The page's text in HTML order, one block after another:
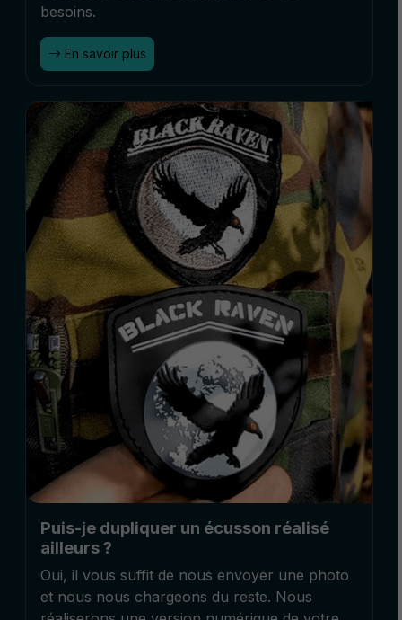
besoins.
En savoir plus
Puis-je dupliquer un écusson réalisé
ailleurs ?
Oui, il vous suffit de nous envoyer une photo
et nous nous chargeons du reste. Nous